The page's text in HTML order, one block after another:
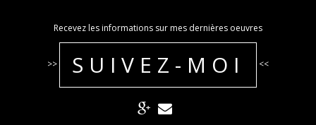
Recevez les informations sur mes dernières oeuvres
>> SUIVEZ-MOI <<